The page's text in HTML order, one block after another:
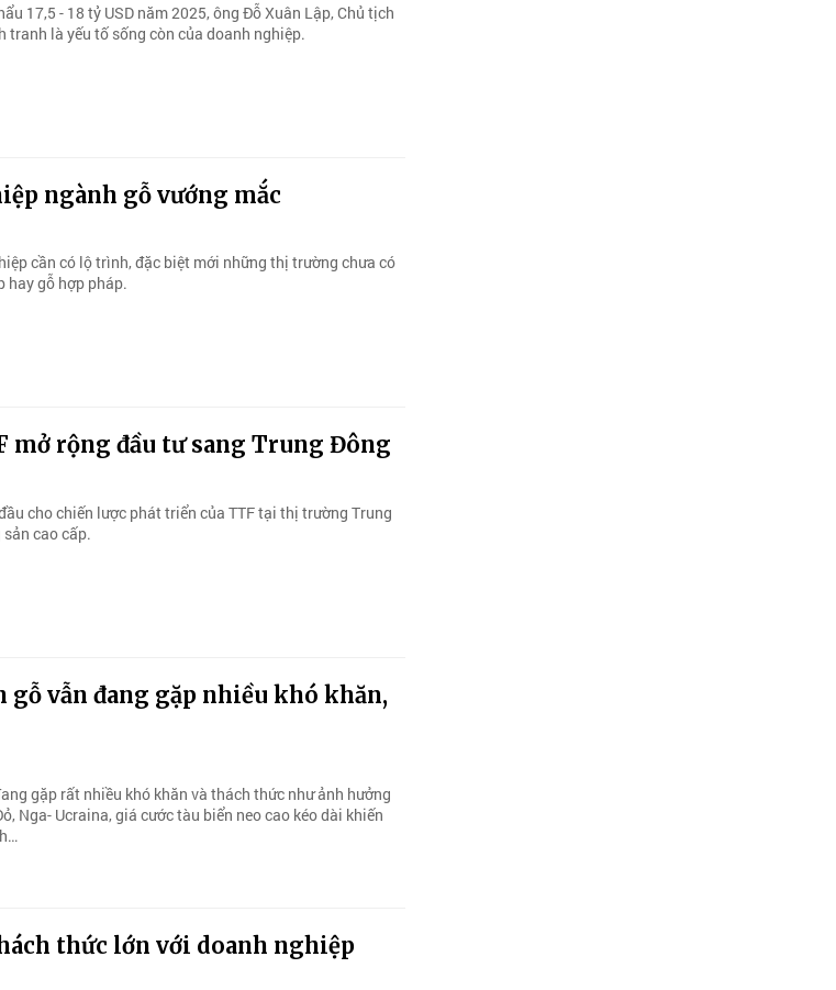
17,5 - 18 tỷ USD năm 2025, ông Đỗ Xuân Lập, Chủ tịch
tranh là yếu tố sống còn của doanh nghiệp.
ngành gỗ vướng mắc
cần có lộ trình, đặc biệt mới những thị trường chưa có
hay gỗ hợp pháp.
mở rộng đầu tư sang Trung Đông
cho chiến lược phát triển của TTF tại thị trường Trung
cao cấp.
gỗ vẫn đang gặp nhiều khó khăn,
gặp rất nhiều khó khăn và thách thức như ảnh hưởng
Nga- Ucraina, giá cước tàu biển neo cao kéo dài khiến
thức lớn với doanh nghiệp